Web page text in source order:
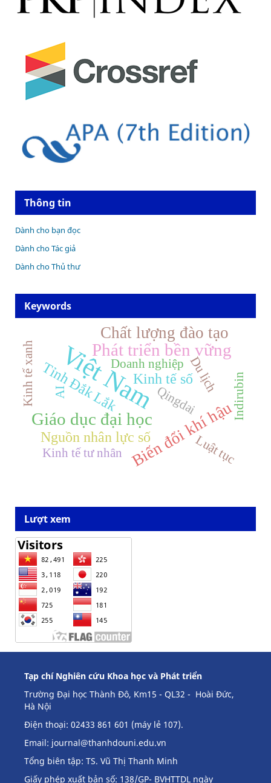
Thông tin
Dành cho bạn đọc
Dành cho Tác giả
Dành cho Thủ thư
Keywords
Việt Nam
Giáo dục đại học
Phát triển bền vững
Biến đổi khí hậu
Chất lượng đào tạo
Tỉnh Đắk Lắk Kinh tế số
Nguồn nhân lực số
Kinh tế tư nhân
Du lịch
Luật tục
AI
Kinh tế xanh Indirubin
Qingdai
Doanh nghiệp
Lượt xem
Tạp chí Nghiên cứu Khoa học và Phát triển
Trường Đại học Thành Đô, Km15 - QL32 - Hoài Đức,
Hà Nội
Điện thoại: 02433 861 601 (máy lẻ 107).
Email: journal@thanhdouni.edu.vn
Tổng biên tập: TS. Vũ Thị Thanh Minh
Giấy phép xuất bản số: 138/GP- BVHTTDL ngày